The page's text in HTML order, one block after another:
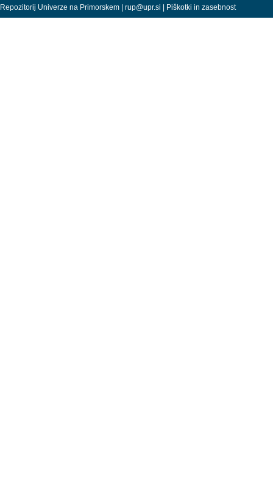
Repozitorij Univerze na Primorskem | rup@upr.si | Piškotki in zasebnost